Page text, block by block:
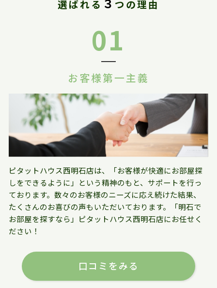
選ばれる
つの理由
01
お客様第一主義
ピタットハウス西明石店は、「お客様が快適にお部屋探
しをできるように」という精神のもと、サポートを行っ
ております。数々のお客様のニーズに応え続けた結果、
たくさんのお喜びの声もいただいております。「明石で
お部屋を探すなら」ピタットハウス西明石店にお任せく
ださい！
口コミをみる